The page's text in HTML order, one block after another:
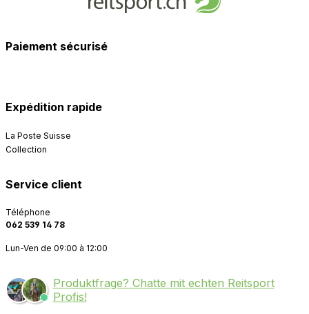
Paiement sécurisé
Expédition rapide
La Poste Suisse
Collection
Service client
Téléphone
062 539 14 78
Lun-Ven de 09:00 à 12:00
Produktfrage? Chatte mit echten Reitsport
Profis!